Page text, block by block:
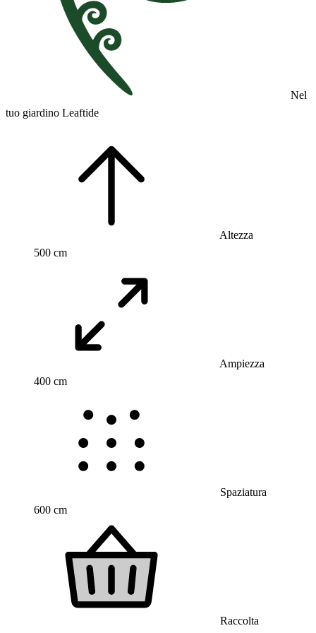
Nel
tuo giardino Leaftide
Altezza
500 cm
Ampiezza
400 cm
Spaziatura
600 cm
Raccolta